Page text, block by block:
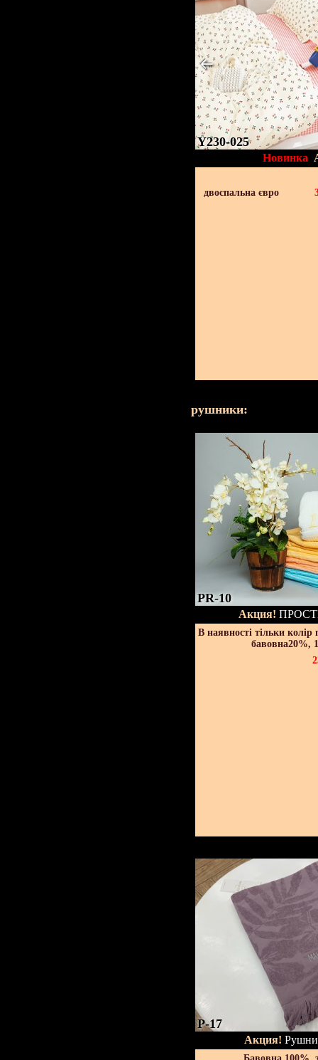
Y230-025
Новинка
двоспальна євро
рушники:
PR-10
Акция!
В наявності тільки
бавовна20%,
P-17
Акция!